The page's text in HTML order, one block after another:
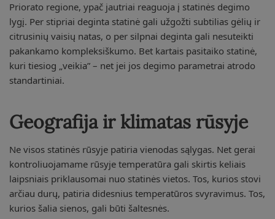
Priorato regione, ypač jautriai reaguoja į statinės degimo
lygį. Per stipriai deginta statinė gali užgožti subtilias gėlių ir
citrusinių vaisių natas, o per silpnai deginta gali nesuteikti
pakankamo kompleksiškumo. Bet kartais pasitaiko statinė,
kuri tiesiog „veikia” – net jei jos degimo parametrai atrodo
standartiniai.
Geografija ir klimatas rūsyje
Ne visos statinės rūsyje patiria vienodas sąlygas. Net gerai
kontroliuojamame rūsyje temperatūra gali skirtis keliais
laipsniais priklausomai nuo statinės vietos. Tos, kurios stovi
arčiau durų, patiria didesnius temperatūros svyravimus. Tos,
kurios šalia sienos, gali būti šaltesnės.